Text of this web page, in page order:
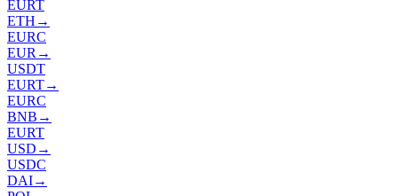
EURT
ETH →
EURC
EUR →
USDT
EURT→
EURC
BNB →
EURT
USD →
USDC
DAI→